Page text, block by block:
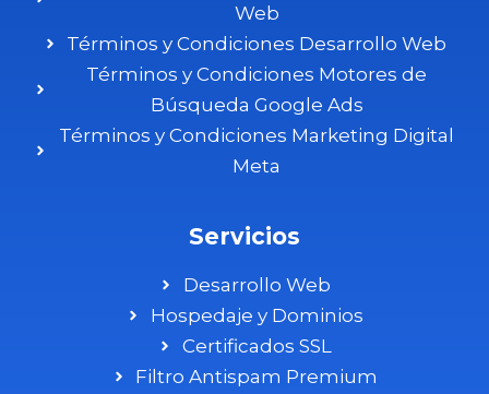
Web
Términos y Condiciones Desarrollo Web
Términos y Condiciones Motores de
Búsqueda Google Ads
Términos y Condiciones Marketing Digital
Meta
Servicios
Desarrollo Web
Hospedaje y Dominios
Certificados SSL
Filtro Antispam Premium